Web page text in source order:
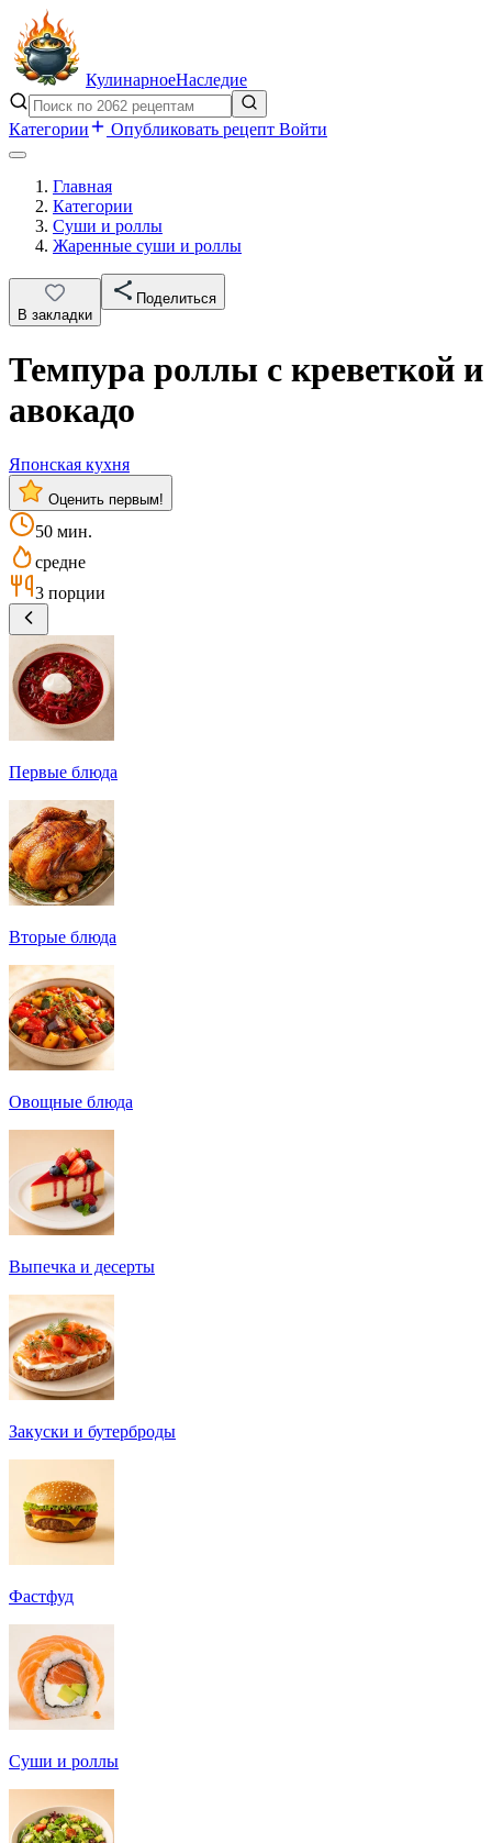
КулинарноеНаследие
Категории Опубликовать рецепт Войти
Главная
Категории
Суши и роллы
Жаренные суши и роллы
В закладки
Поделиться
Темпура роллы с креветкой и
авокадо
Японская кухня
Оценить первым!
50 мин.
средне
3 порции
Первые блюда
Вторые блюда
Овощные блюда
Выпечка и десерты
Закуски и бутерброды
Фастфуд
Суши и роллы